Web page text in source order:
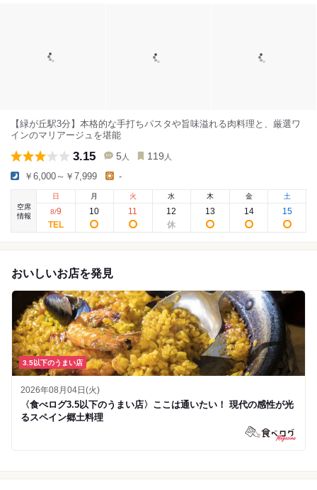
【緑が丘駅3分】本格的な手打ちパスタや旨味溢れる肉料理と、厳選ワ
インのマリアージュを堪能
3.15 5 人 119 人
￥6,000～￥7,999 -
空席
情報
日
8/9
月
10
火
11
水
12
木
13
金
14
土
15
おいしいお店を発見
3.5以下のうまい店
2026年08月04日(火)
〈食べログ3.5以下のうまい店〉ここは通いたい！ 現代の感性が光
るスペイン郷土料理